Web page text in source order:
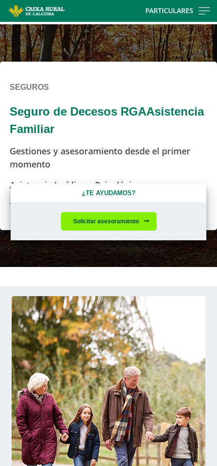
main
contentt
PARTICULARES
SEGUROS
Seguro de Decesos RGAAsistencia
Familiar
Gestiones y asesoramiento desde el primer
momento
Asistencia Jurídica y Psicológica
Traslados y atención médica en el extranjero
¿TE AYUDAMOS?
Solicitar asesoramiento